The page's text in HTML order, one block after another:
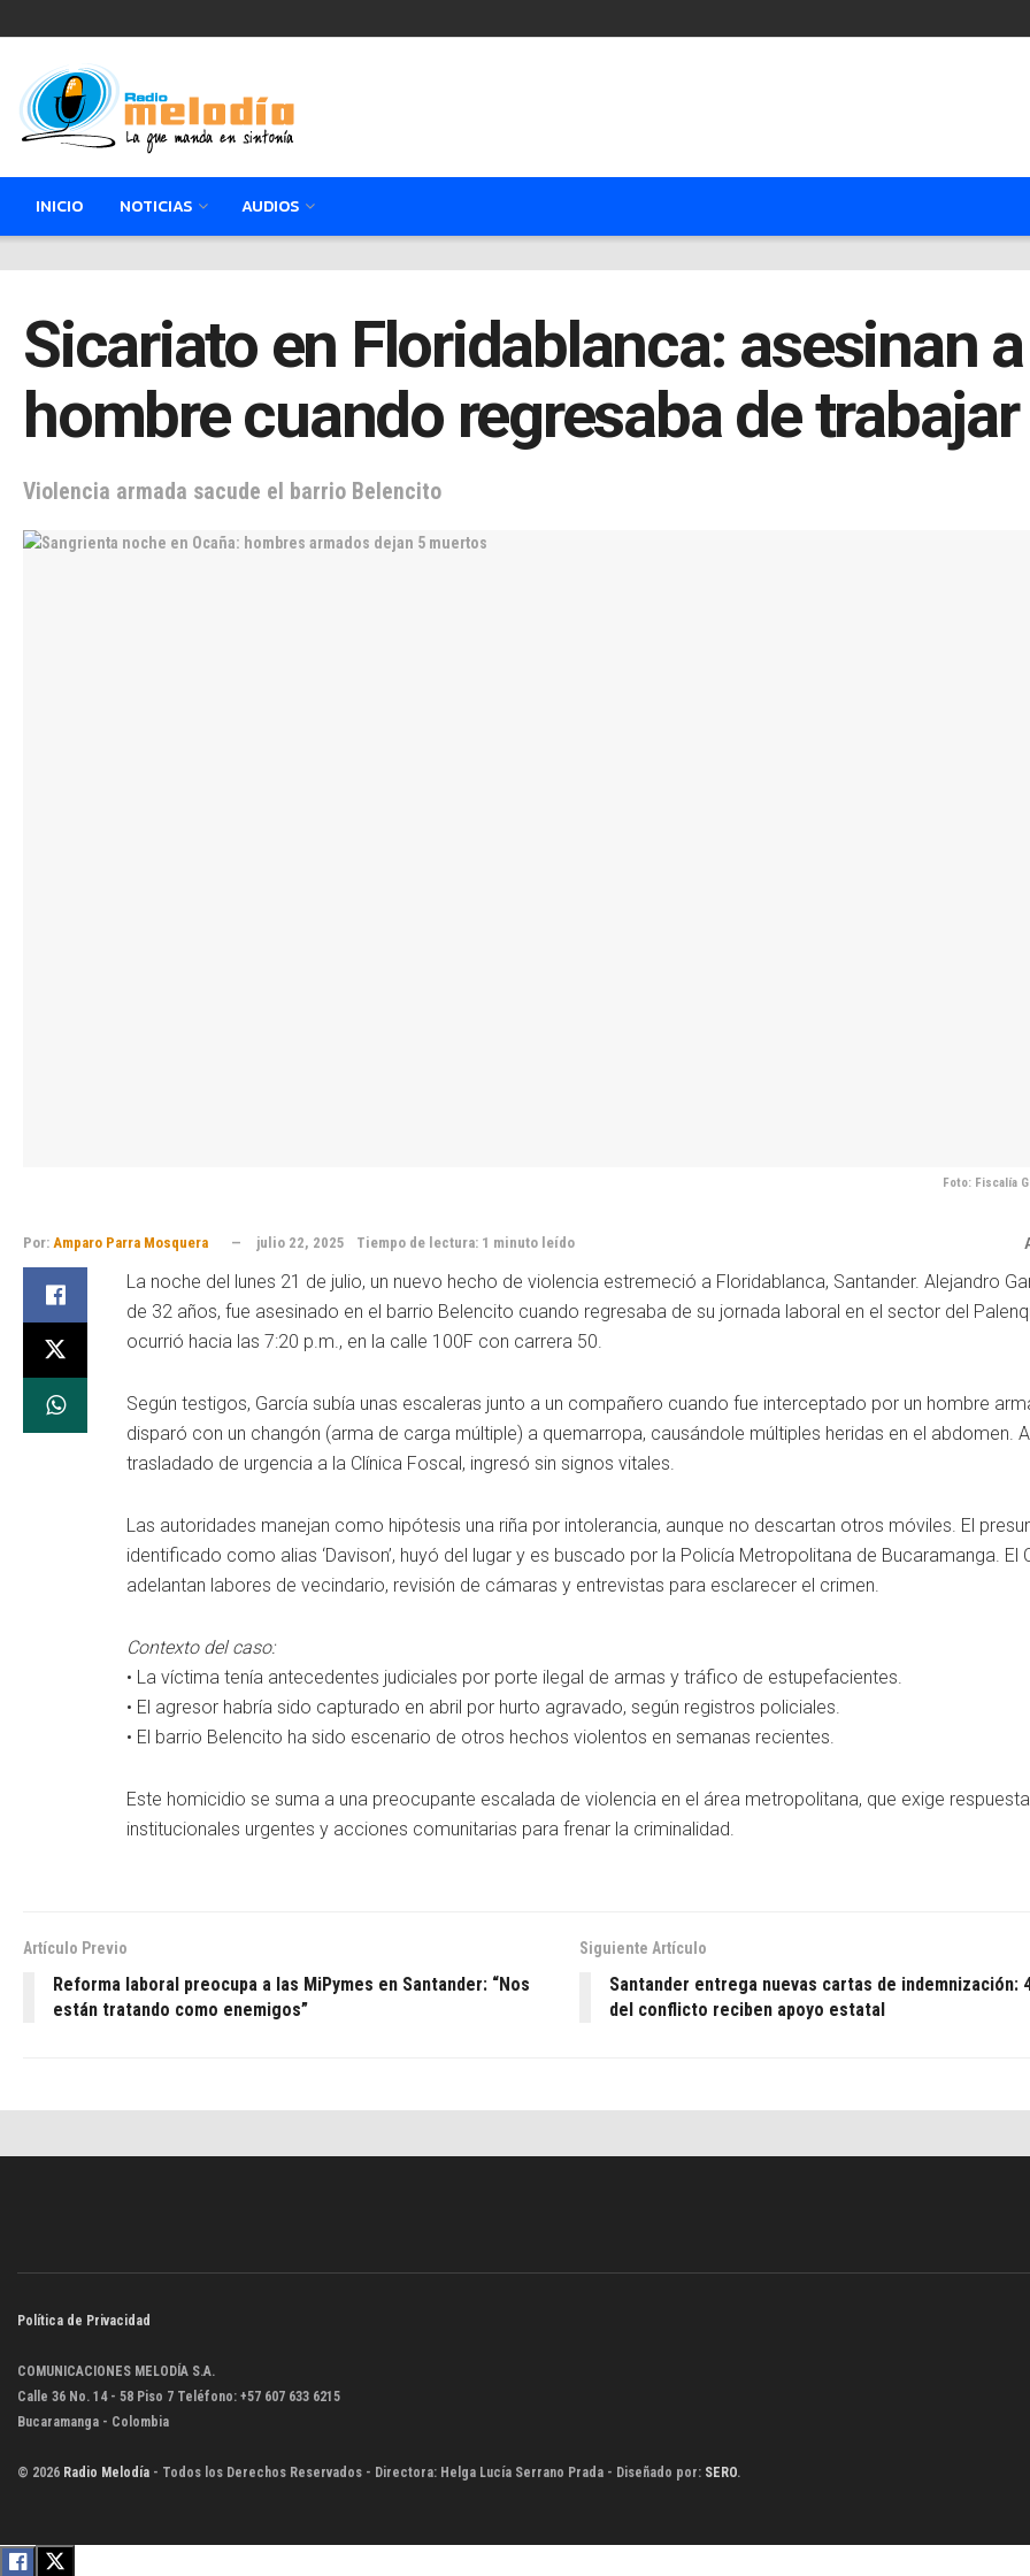
INICIO NOTICIAS AUDIOS
Sicariato en Floridablanca: asesinan
hombre cuando regresaba de trabajar
Violencia armada sacude el barrio Belencito
Foto: Fiscalía
Por: Amparo Parra Mosquera julio 22, 2025 Tiempo de lectura: 1 minuto leído
La noche del lunes 21 de julio, un nuevo hecho de violencia estremeció a Floridablanca, Santander. Alejandro
de 32 años, fue asesinado en el barrio Belencito cuando regresaba de su jornada laboral en el sector del
ocurrió hacia las 7:20 p.m., en la calle 100F con carrera 50.
Según testigos, García subía unas escaleras junto a un compañero cuando fue interceptado por un hombre
disparó con un changón (arma de carga múltiple) a quemarropa, causándole múltiples heridas en el abdomen.
trasladado de urgencia a la Clínica Foscal, ingresó sin signos vitales.
Las autoridades manejan como hipótesis una riña por intolerancia, aunque no descartan otros móviles. El
identificado como alias ‘Davison’, huyó del lugar y es buscado por la Policía Metropolitana de Bucaramanga. El
adelantan labores de vecindario, revisión de cámaras y entrevistas para esclarecer el crimen.
Contexto del caso:
• La víctima tenía antecedentes judiciales por porte ilegal de armas y tráfico de estupefacientes.
• El agresor habría sido capturado en abril por hurto agravado, según registros policiales.
• El barrio Belencito ha sido escenario de otros hechos violentos en semanas recientes.
Este homicidio se suma a una preocupante escalada de violencia en el área metropolitana, que exige
institucionales urgentes y acciones comunitarias para frenar la criminalidad.
Artículo Previo
Reforma laboral preocupa a las MiPymes en Santander: “Nos
están tratando como enemigos”
Siguiente Artículo
Santander entrega nuevas cartas de indemnización:
del conflicto reciben apoyo estatal
Política de Privacidad
COMUNICACIONES MELODÍA S.A.
Calle 36 No. 14 - 58 Piso 7 Teléfono: +57 607 633 6215
Bucaramanga - Colombia
© 2026 Radio Melodía - Todos los Derechos Reservados - Directora: Helga Lucía Serrano Prada - Diseñado por: SERO.